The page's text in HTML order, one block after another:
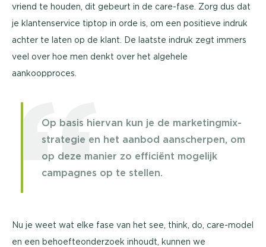
vriend te houden, dit gebeurt in de care-fase. Zorg dus dat
je klantenservice tiptop in orde is, om een positieve indruk
achter te laten op de klant. De laatste indruk zegt immers
veel over hoe men denkt over het algehele
aankoopproces.
Op basis hiervan kun je de marketingmix-
strategie en het aanbod aanscherpen, om
op deze manier zo efficiënt mogelijk
campagnes op te stellen.
Nu je weet wat elke fase van het see, think, do, care-model
en een behoefteonderzoek inhoudt, kunnen we